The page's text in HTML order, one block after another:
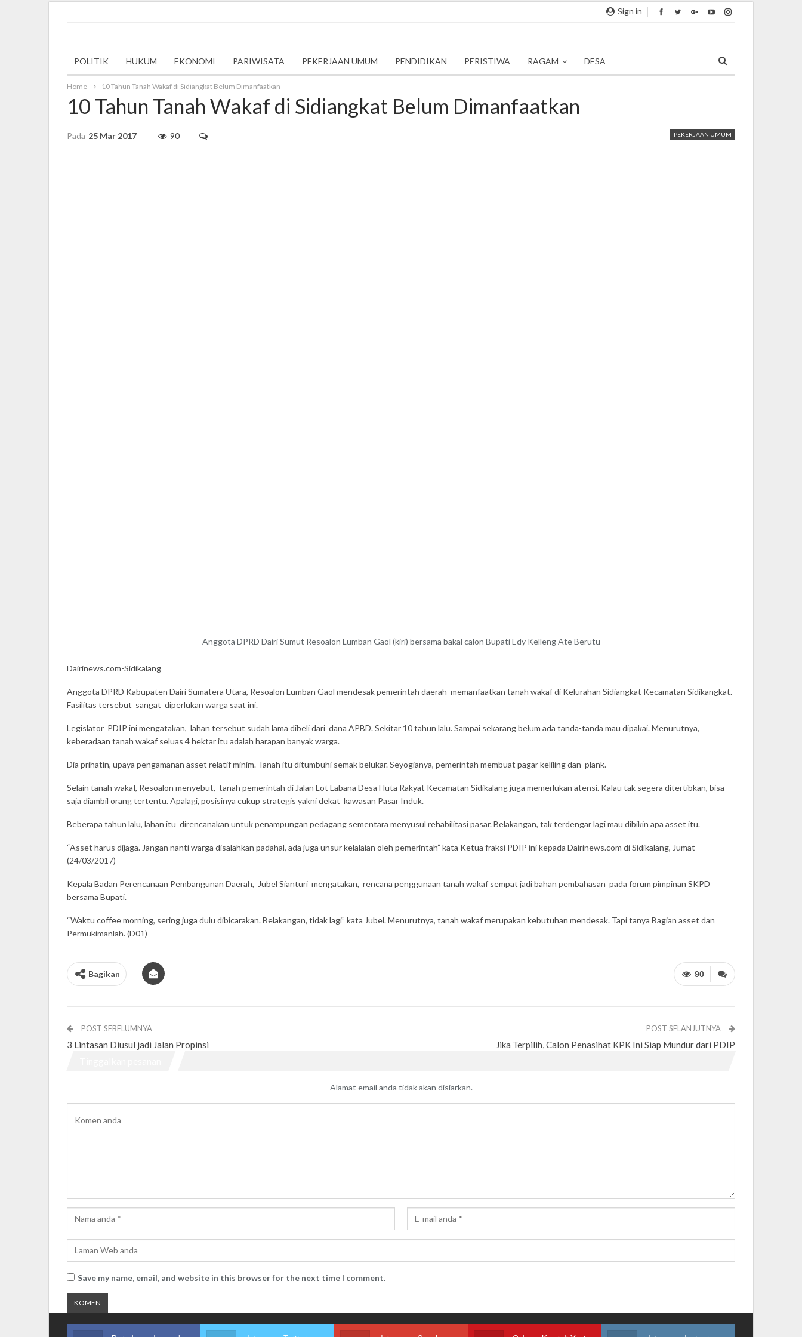
Sign in
POLITIK HUKUM EKONOMI PARIWISATA PEKERJAAN UMUM PENDIDIKAN PERISTIWA RAGAM DESA
Home 10 Tahun Tanah Wakaf di Sidiangkat Belum Dimanfaatkan
10 Tahun Tanah Wakaf di Sidiangkat Belum Dimanfaatkan
PEKERJAAN UMUM
Pada 25 Mar 2017 90
Anggota DPRD Dairi Sumut Resoalon Lumban Gaol (kiri) bersama bakal calon Bupati Edy Kelleng Ate Berutu
Dairinews.com-Sidikalang
Anggota DPRD Kabupaten Dairi Sumatera Utara, Resoalon Lumban Gaol mendesak pemerintah daerah memanfaatkan tanah wakaf di Kelurahan Sidiangkat Kecamatan Sidikangkat.
Fasilitas tersebut sangat diperlukan warga saat ini.
Legislator PDIP ini mengatakan, lahan tersebut sudah lama dibeli dari dana APBD. Sekitar 10 tahun lalu. Sampai sekarang belum ada tanda-tanda mau dipakai. Menurutnya,
keberadaan tanah wakaf seluas 4 hektar itu adalah harapan banyak warga.
Dia prihatin, upaya pengamanan asset relatif minim. Tanah itu ditumbuhi semak belukar. Seyogianya, pemerintah membuat pagar keliling dan plank.
Selain tanah wakaf, Resoalon menyebut, tanah pemerintah di Jalan Lot Labana Desa Huta Rakyat Kecamatan Sidikalang juga memerlukan atensi. Kalau tak segera ditertibkan, bisa
saja diambil orang tertentu. Apalagi, posisinya cukup strategis yakni dekat kawasan Pasar Induk.
Beberapa tahun lalu, lahan itu direncanakan untuk penampungan pedagang sementara menyusul rehabilitasi pasar. Belakangan, tak terdengar lagi mau dibikin apa asset itu.
“Asset harus dijaga. Jangan nanti warga disalahkan padahal, ada juga unsur kelalaian oleh pemerintah” kata Ketua fraksi PDIP ini kepada Dairinews.com di Sidikalang, Jumat
(24/03/2017)
Kepala Badan Perencanaan Pembangunan Daerah, Jubel Sianturi mengatakan, rencana penggunaan tanah wakaf sempat jadi bahan pembahasan pada forum pimpinan SKPD
bersama Bupati.
“Waktu coffee morning, sering juga dulu dibicarakan. Belakangan, tidak lagi” kata Jubel. Menurutnya, tanah wakaf merupakan kebutuhan mendesak. Tapi tanya Bagian asset dan
Permukimanlah. (D01)
90
Bagikan
POST SEBELUMNYA
3 Lintasan Diusul jadi Jalan Propinsi
POST SELANJUTNYA
Jika Terpilih, Calon Penasihat KPK Ini Siap Mundur dari PDIP
Alamat email anda tidak akan disiarkan.
Save my name, email, and website in this browser for the next time I comment.